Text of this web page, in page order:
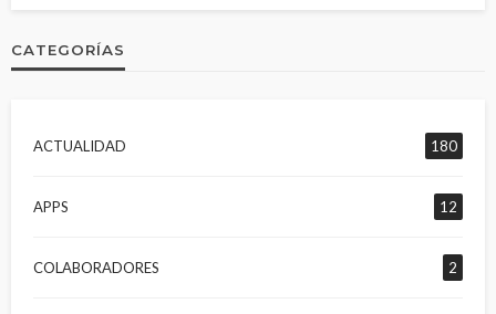
CATEGORÍAS
ACTUALIDAD 180
APPS 12
COLABORADORES 2